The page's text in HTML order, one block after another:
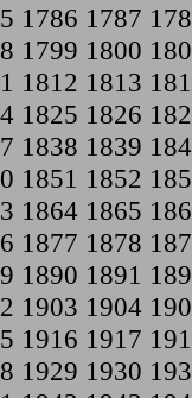
1786 1787
1799 1800
1812 1813
1825 1826
1838 1839
1851 1852
1864 1865
1877 1878
1890 1891
1903 1904
1916 1917
1929 1930